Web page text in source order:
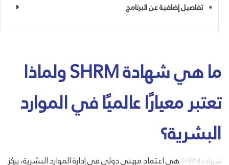
تفاصيل إضافية عن البرنامج
ما هي شهادة SHRM ولماذا
تعتبر معيارًا عالميًا في الموارد
البشرية؟
شهادة SHRM
هي اعتماد مهني دولي في إدارة الموارد البشرية، يركز